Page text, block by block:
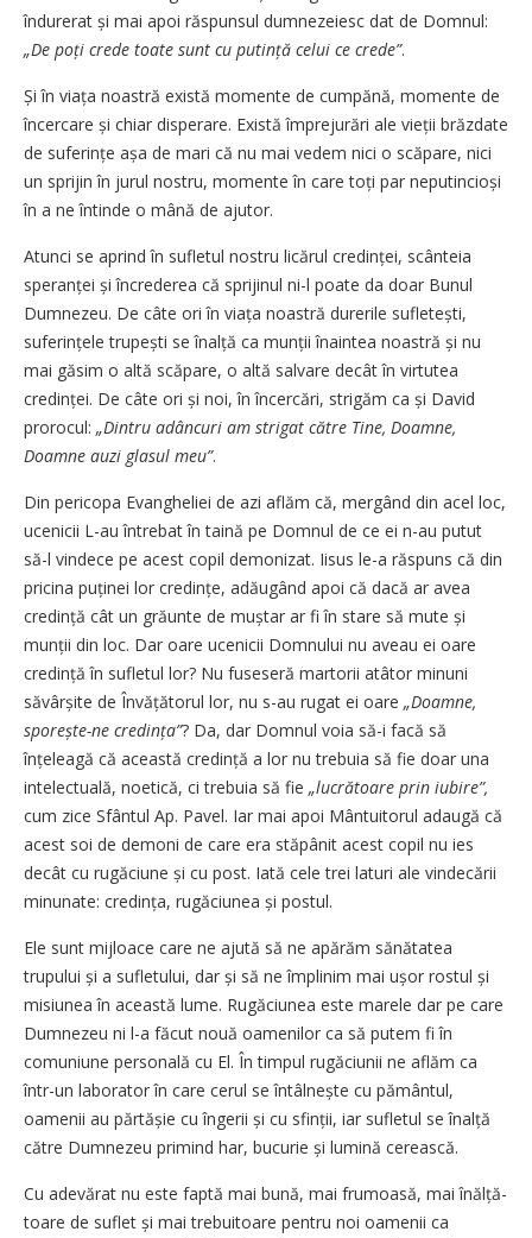
îndurerat și mai apoi răspunsul dumnezeiesc dat de Domnul:
„De poți crede toate sunt cu putință celui ce crede”.
Și în viața noastră există momente de cumpănă, momente de
încercare și chiar disperare. Există împrejurări ale vieții brăzdate
de suferințe așa de mari că nu mai vedem nici o scăpare, nici
un sprijin în jurul nostru, momente în care toți par neputincioși
în a ne întinde o mână de ajutor.
Atunci se aprind în sufletul nostru licărul credinței, scânteia
speranței și încrederea că sprijinul ni-l poate da doar Bunul
Dumnezeu. De câte ori în viața noastră durerile sufletești,
suferințele tru­pești se înalță ca munții înaintea noastră și nu
mai găsim o altă scăpare, o altă salvare decât în virtutea
credinței. De câte ori și noi, în încercări, strigăm ca și David
prorocul: „Dintru adâncuri am strigat către Tine, Doamne,
Doamne auzi glasul meu”.
Din pericopa Evangheliei de azi aflăm că, mergând din acel loc,
ucenicii L-au întrebat în taină pe Domnul de ce ei n-au putut
să-l vindece pe acest copil demonizat. Iisus le-a răspuns că din
pricina puținei lor credințe, adăugând apoi că dacă ar avea
credință cât un grăunte de muștar ar fi în stare să mute și
munții din loc. Dar oare ucenicii Domnului nu aveau ei oare
credință în sufletul lor? Nu fuseseră martorii atâtor minuni
săvârșite de Învățătorul lor, nu s-au rugat ei oare „Doamne,
spo­rește-ne credința”? Da, dar Domnul voia să-i facă să
înțeleagă că această credință a lor nu trebuia să fie doar una
intelectuală, noetică, ci trebuia să fie „lucrătoare prin iubire”,
cum zice Sfântul Ap. Pavel. Iar mai apoi Mântuitorul adaugă că
acest soi de demoni de care era stăpânit acest copil nu ies
decât cu rugăciune și cu post. Iată cele trei laturi ale vindecării
minunate: credința, rugăciunea și postul.
Ele sunt mijloace care ne ajută să ne apărăm sănătatea
trupului și a sufletului, dar și să ne împlinim mai ușor rostul și
misiunea în această lume. Rugăciunea este marele dar pe care
Dumnezeu ni l-a făcut nouă oamenilor ca să putem fi în
comuniune personală cu El. În timpul rugăciunii ne aflăm ca
într-un laborator în care cerul se întâlnește cu pământul,
oamenii au părtășie cu îngerii și cu sfinții, iar sufletul se înalță
către Dumnezeu primind har, bucurie și lumină cerească.
Cu adevărat nu este faptă mai bună, mai frumoasă, mai înălță­
toare de suflet și mai trebuitoare pentru noi oamenii ca